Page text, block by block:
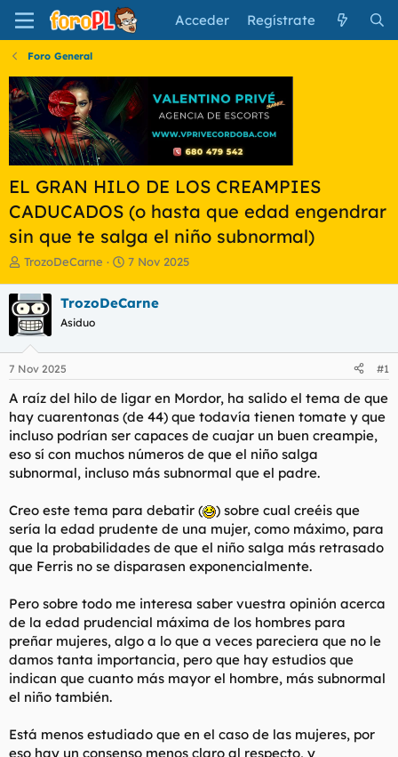
Acceder Regístrate
Foro General
EL GRAN HILO DE LOS CREAMPIES
CADUCADOS (o hasta que edad engendrar
sin que te salga el niño subnormal)
I
i
c
i
a
d
o
d
e
l
t
e
TrozoDeCarne
F
h
e
i
c
i
o
7 Nov 2025
TrozoDeCarne
Asiduo
7 Nov 2025 #1
A raíz del hilo de ligar en Mordor, ha salido el tema de que
hay cuarentonas (de 44) que todavía tienen tomate y que
incluso podrían ser capaces de cuajar un buen creampie,
eso sí con muchos números de que el niño salga
subnormal, incluso más subnormal que el padre.
Creo este tema para debatir (
) sobre cual creéis que
sería la edad prudente de una mujer, como máximo, para
que la probabilidades de que el niño salga más retrasado
que Ferris no se disparasen exponencialmente.
Pero sobre todo me interesa saber vuestra opinión acerca
de la edad prudencial máxima de los hombres para
preñar mujeres, algo a lo que a veces pareciera que no le
damos tanta importancia, pero que hay estudios que
indican que cuanto más mayor el hombre, más subnormal
el niño también.
Está menos estudiado que en el caso de las mujeres, por
eso hay un consenso menos claro al respecto, y